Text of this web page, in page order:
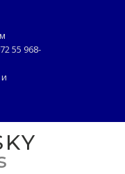
55 968-
и